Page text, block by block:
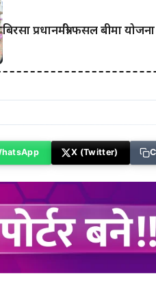
बिरसा प्रधानमंत्री फसल बीमा
X (Twitter)